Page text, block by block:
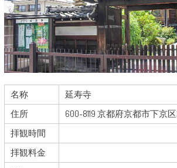
名称
延寿寺
住所
600-8119 京都府京都市下京
拝観時間
拝観料金